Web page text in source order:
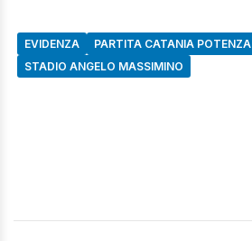
EVIDENZA PARTITA CATANIA POTENZA
STADIO ANGELO MASSIMINO